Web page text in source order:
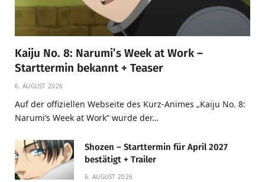
Kaiju No. 8: Narumi’s Week at Work –
Starttermin bekannt + Teaser
6. AUGUST 2026
Auf der offiziellen Webseite des Kurz-Animes „Kaiju No. 8:
Narumi’s Week at Work“ wurde der…
Shozen – Starttermin für April 2027
bestätigt + Trailer
6. AUGUST 2026